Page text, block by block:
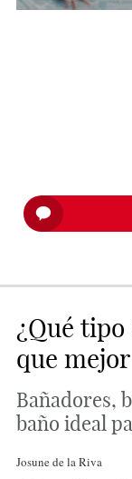
¿Qué
que
Bañadores,
baño ideal
Josune de la Riva